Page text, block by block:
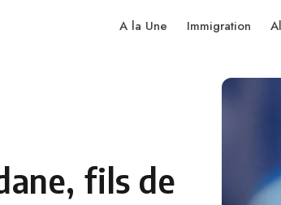
A la Une Immigration
fils de